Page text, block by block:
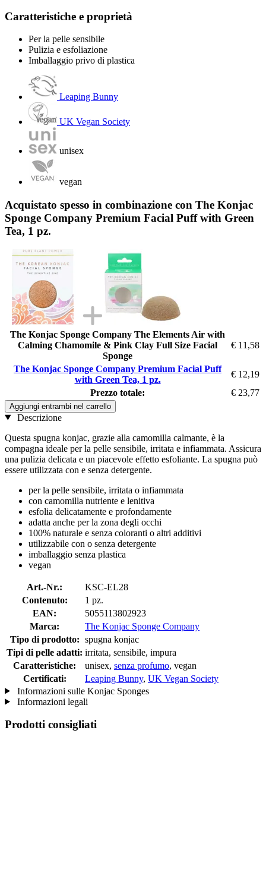
Caratteristiche e proprietà
Per la pelle sensibile
Pulizia e esfoliazione
Imballaggio privo di plastica
Leaping Bunny
UK Vegan Society
unisex
vegan
Acquistato spesso in combinazione con The Konjac
Sponge Company Premium Facial Puff with Green
Tea, 1 pz.
The Konjac Sponge Company The Elements Air with
Calming Chamomile & Pink Clay Full Size Facial
Sponge
€ 11,58
The Konjac Sponge Company Premium Facial Puff
with Green Tea, 1 pz.
€ 12,19
Prezzo totale:
€ 23,77
Aggiungi entrambi nel carrello
Descrizione
Questa spugna konjac, grazie alla camomilla calmante, è la
compagna ideale per la pelle sensibile, irritata e infiammata. Assicura
una pulizia delicata e un piacevole effetto esfoliante. La spugna può
essere utilizzata con e senza detergente.
per la pelle sensibile, irritata o infiammata
con camomilla nutriente e lenitiva
esfolia delicatamente e profondamente
adatta anche per la zona degli occhi
100% naturale e senza coloranti o altri additivi
utilizzabile con o senza detergente
imballaggio senza plastica
vegan
Art.-Nr.:
KSC-EL28
Contenuto:
1 pz.
EAN:
5055113802923
Marca:
The Konjac Sponge Company
Tipo di prodotto: spugna konjac
Tipi di pelle adatti: irritata, sensibile, impura
Caratteristiche:
unisex, senza profumo, vegan
Certificati:
Leaping Bunny, UK Vegan Society
Informazioni sulle Konjac Sponges
Informazioni legali
Prodotti consigliati